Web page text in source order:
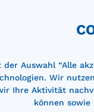
bestehend aus
für Ärztekrepp
der Auswahl “Alle
Wir
Ihre Aktivität
können